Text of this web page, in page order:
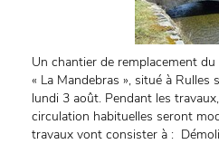
Un chantier de remplacement
« La Mandebras », situé à Rulles
lundi 3 août. Pendant les
circulation habituelles seront
travaux vont consister à :